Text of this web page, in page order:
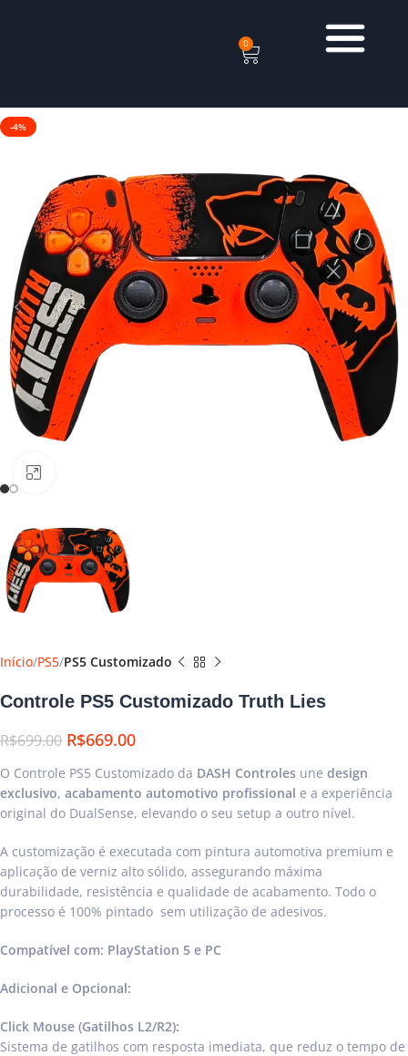
0
-4%
Início PS5 PS5 Customizado
Controle PS5 Customizado Truth Lies
R$699.00 R$669.00
O Controle PS5 Customizado da DASH Controles une design
exclusivo, acabamento automotivo profissional e a experiência
original do DualSense, elevando o seu setup a outro nível.
A customização é executada com pintura automotiva premium e
aplicação de verniz alto sólido, assegurando máxima
durabilidade, resistência e qualidade de acabamento. Todo o
processo é 100% pintado sem utilização de adesivos.
Compatível com: PlayStation 5 e PC
Adicional e Opcional:
Click Mouse (Gatilhos L2/R2):
Sistema de gatilhos com resposta imediata, que reduz o tempo de